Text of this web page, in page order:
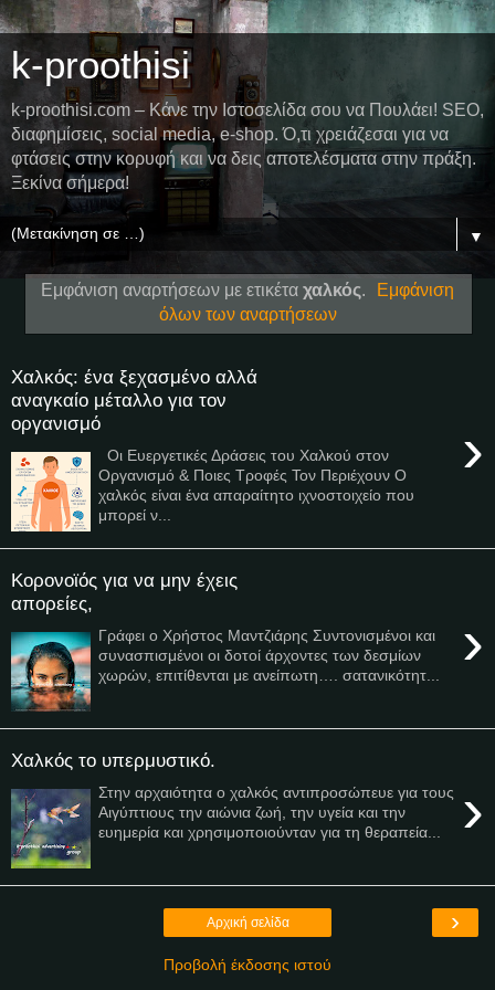
k-proothisi
k-proothisi.com – Κάνε την Ιστοσελίδα σου να Πουλάει! SEO,
διαφημίσεις, social media, e-shop. Ό,τι χρειάζεσαι για να
φτάσεις στην κορυφή και να δεις αποτελέσματα στην πράξη.
Ξεκίνα σήμερα!
▼
Εμφάνιση αναρτήσεων με ετικέτα χαλκός.
Εμφάνιση
όλων των αναρτήσεων
Χαλκός: ένα ξεχασμένο αλλά
αναγκαίο μέταλλο για τον
οργανισμό
›
Οι Ευεργετικές Δράσεις του Χαλκού στον
Οργανισμό & Ποιες Τροφές Τον Περιέχουν Ο
χαλκός είναι ένα απαραίτητο ιχνοστοιχείο που
μπορεί ν...
Κορονοϊός για να μην έχεις
απορείες,
›
Γράφει ο Χρήστος Μαντζιάρης Συντονισμένοι και
συνασπισμένοι οι δοτοί άρχοντες των δεσμίων
χωρών, επιτίθενται με ανείπωτη…. σατανικότητ...
Χαλκός το υπερμυστικό.
›
Στην αρχαιότητα ο χαλκός αντιπροσώπευε για τους
Αιγύπτιους την αιώνια ζωή, την υγεία και την
ευημερία και χρησιμοποιούνταν για τη θεραπεία...
›
Αρχική σελίδα
Προβολή έκδοσης ιστού